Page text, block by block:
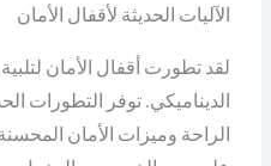
الآليات الحديثة لأقفال الأمان
لقد تطورت أقفال الأمان
الديناميكي. توفر التطورات
الراحة وميزات الأمان